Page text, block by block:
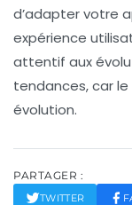
d’adapter votre
expérience
attentif aux
tendances, car
évolution.
PARTAGER :
TWITTER